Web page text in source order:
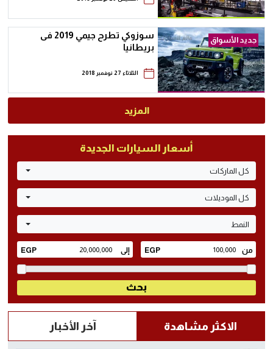
جديد الأسواق
سوزوكي تطرح جيمي 2019 فى
بريطانيا
الثلاثاء 27 نوفمبر 2018
المزيد
أسعار السيارات الجديدة
كل الماركات
كل الموديلات
النمط
الاكثر مشاهدة آخر الأخبار